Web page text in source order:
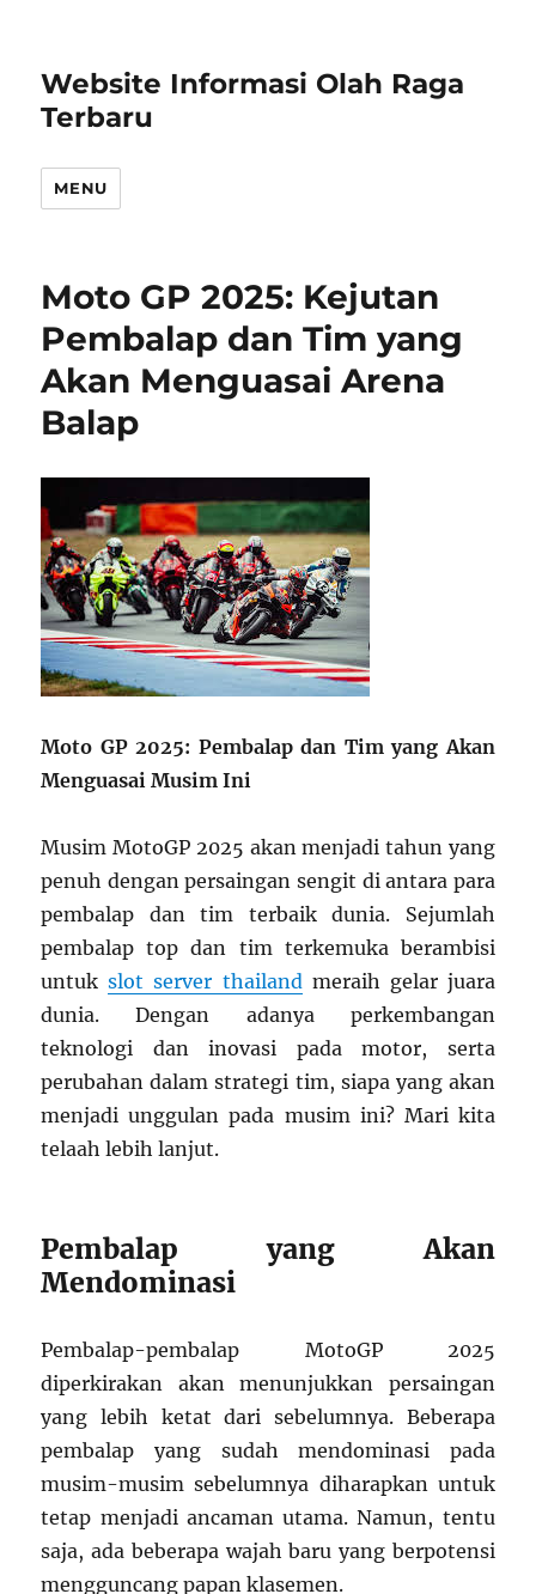
Website Informasi Olah Raga
Terbaru
MENU
Moto GP 2025: Kejutan
Pembalap dan Tim yang
Akan Menguasai Arena
Balap
Moto GP 2025: Pembalap dan Tim yang Akan
Menguasai Musim Ini
Musim MotoGP 2025 akan menjadi tahun yang
penuh dengan persaingan sengit di antara para
pembalap dan tim terbaik dunia. Sejumlah
pembalap top dan tim terkemuka berambisi
untukslot server thailandmeraih gelar juara
dunia. Dengan adanya perkembangan
teknologi dan inovasi pada motor, serta
perubahan dalam strategi tim, siapa yang akan
menjadi unggulan pada musim ini? Mari kita
telaah lebih lanjut.
Pembalap yang Akan
Mendominasi
Pembalap-pembalap MotoGP 2025
diperkirakan akan menunjukkan persaingan
yang lebih ketat dari sebelumnya. Beberapa
pembalap yang sudah mendominasi pada
musim-musim sebelumnya diharapkan untuk
tetap menjadi ancaman utama. Namun, tentu
saja, ada beberapa wajah baru yang berpotensi
mengguncang papan klasemen.